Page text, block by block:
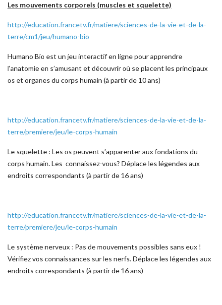
Les mouvements corporels (muscles et squelette)
http://education.francetv.fr/matiere/sciences-de-la-vie-et-de-la-
terre/cm1/jeu/humano-bio
Humano Bio est un jeu interactif en ligne pour apprendre
l’anatomie en s’amusant et découvrir où se placent les principaux
os et organes du corps humain (à partir de 10 ans)
http://education.francetv.fr/matiere/sciences-de-la-vie-et-de-la-
terre/premiere/jeu/le-corps-humain
Le squelette : Les os peuvent s’apparenter aux fondations du
corps humain. Les connaissez-vous? Déplace les légendes aux
endroits correspondants (à partir de 16 ans)
http://education.francetv.fr/matiere/sciences-de-la-vie-et-de-la-
terre/premiere/jeu/le-corps-humain
Le système nerveux : Pas de mouvements possibles sans eux !
Vérifiez vos connaissances sur les nerfs. Déplace les légendes aux
endroits correspondants (à partir de 16 ans)